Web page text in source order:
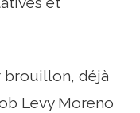
brouillon, déjà
Levy Moreno